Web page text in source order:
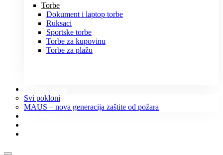
Torbe
Dokument i laptop torbe
Ruksaci
Sportske torbe
Torbe za kupovinu
Torbe za plažu
Svi pokloni
MAUS – nova generacija zaštite od požara